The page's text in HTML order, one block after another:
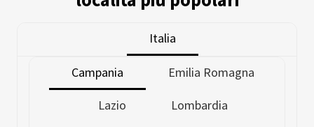
Italia
Campania Emilia Romagna
Lazio
Lombardia